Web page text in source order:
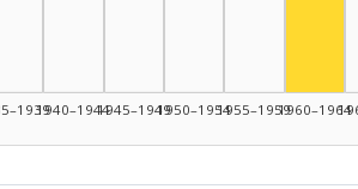
1940–19441945–19491950–19541955–19591960–1964